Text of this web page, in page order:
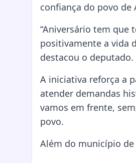
confiança do povo de
“Aniversário tem que
positivamente a vida
destacou o deputado.
A iniciativa reforça a
atender demandas
vamos em frente,
povo.
Além do município